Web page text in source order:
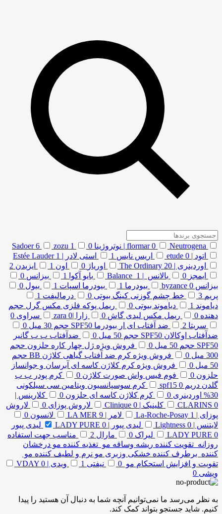
flormar 0 Neutrogena | نوتروژینا 0
Sadoer 6 zozu 1
اتود | etude 0 اریس نایس 1 استی لادر | Estée Lauder 1
اوردینری | The Ordinary 20 اوریاژ 0 اون 1 ایزیدن 2
ایمجز 0 بالانس | Balance 1 بایو آکوا 1 بیزانس 0
بیزانس byzance 0 بیودرما 1 بیودرما اسپات 1 بیول 0
پریم 3 خط چشم گوزنی کینگ بیوتی 0 درمالیفت 1
دیاموند 1 دیاموند بیوتی 0
ریمل پوکه فلزی مکس گرل حجم
دهنده 0 ریمل مکس لیدی گاش 0 زارا |zara0 سراوی 0
سریتا 2 ضد آفتاب ای ار بیودرما SPF50 حجم 30 میل
0
ضدآفتاب اوکالان SPF50 حجم 50 میل
0
ضدآفتاب ب ب گانیر
SPF50 حجم 50 میل
0
فروش ویژه ژل چهار کاره حلزون حجم
300 میل
0
فروش ویژه کرم ضد آفتاب گیاهی کلاژن BB حجم
50 میل
0
فروش ویژه کرم کلاژن کاسه ای آبرسان و جوانساز
حلزون 0 فوم فیس واش صورت کلاژن 0
کرم پودر ب ب
گلدن دریم spf15 0
کرم سوسپانسیون ویتامین سی سیلکونی
30% اوردینری
0 کرم کلاژن کاسه ای حلزون 0
کلارینس |
CLARINS 0 کلینیک | Clinique 0 لاروش پوزای 0
لاروش
پوزای | La-Roche-Posay 1 لامر | LA MER 9 لانسون 0
لایتنس | Lightness 0 لیدی پیور | LADY PURE 0
لیدی پیور
LADY PURE 0 لیراک 0 مارال 2
مناسب جهت استفاده
روزانه تقویت کننده ریشه وساقه مو تغذیه کننده مو درخشان
کننده برطرف کننده خشکی وزبری مو نرم و لطیف کننده مو
تقویت و افزایش استحکام مو 0 نیفتی 1 ویدی | VDAY 0
ویشی 0
به نظر می‌رسد ما نمی‌توانیم آنچه شما به دنبال آن هستید را پیدا
کنیم. شاید جستجو بتواند کمک کند.